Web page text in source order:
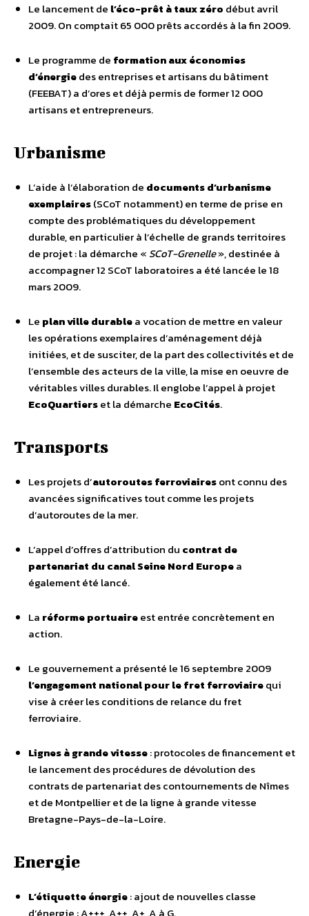
Le lancement de l’éco-prêt à taux zéro début avril
2009. On comptait 65 000 prêts accordés à la fin 2009.
Le programme de formation aux économies
d’énergiedes entreprises et artisans du bâtiment
(FEEBAT) a d’ores et déjà permis de former 12 000
artisans et entrepreneurs.
Urbanisme
L’aide à l’élaboration de documents d’urbanisme
exemplaires(SCoT notamment) en terme de prise en
compte des problématiques du développement
durable, en particulier à l’échelle de grands territoires
de projet : la démarche « SCoT-Grenelle», destinée à
accompagner 12 SCoT laboratoires a été lancée le 18
mars 2009.
Le plan ville durablea vocation de mettre en valeur
les opérations exemplaires d’aménagement déjà
initiées, et de susciter, de la part des collectivités et de
l’ensemble des acteurs de la ville, la mise en oeuvre de
véritables villes durables. Il englobe l’appel à projet
EcoQuartierset la démarche EcoCités.
Transports
Les projets d’autoroutes ferroviairesont connu des
avancées significatives tout comme les projets
d’autoroutes de la mer.
L’appel d’offres d’attribution du contrat de
partenariat du canal Seine Nord Europea
également été lancé.
La réforme portuaireest entrée concrètement en
action.
Le gouvernement a présenté le 16 septembre 2009
l’engagement national pour le fret ferroviairequi
vise à créer les conditions de relance du fret
ferroviaire.
Lignes à grande vitesse: protocoles de financement et
le lancement des procédures de dévolution des
contrats de partenariat des contournements de Nîmes
et de Montpellier et de la ligne à grande vitesse
Bretagne-Pays-de-la-Loire.
Energie
L’étiquette énergie: ajout de nouvelles classe